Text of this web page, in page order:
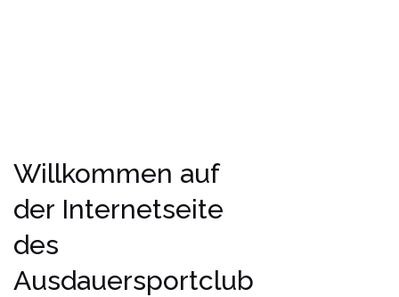
Willkommen auf
der Internetseite
des
Ausdauersportclub